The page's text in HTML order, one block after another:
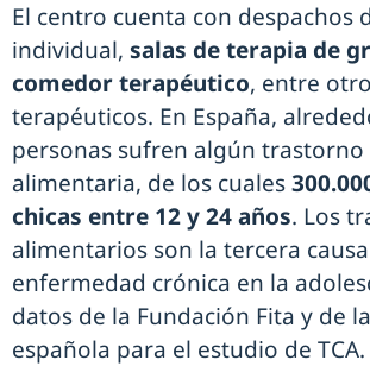
El centro cuenta con despachos
individual, salas de terapia de
comedor terapéutico, entre
terapéuticos. En España,
personas sufren algún trastorno
alimentaria, de los cuales
chicas entre 12 y 24 años. Los
alimentarios son la tercera
enfermedad crónica en la
datos de la Fundación Fita y de
española para el estudio de TCA.